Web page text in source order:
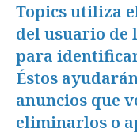
Topics utiliza
del usuario de
para
Éstos
anuncios que
eliminarlos o